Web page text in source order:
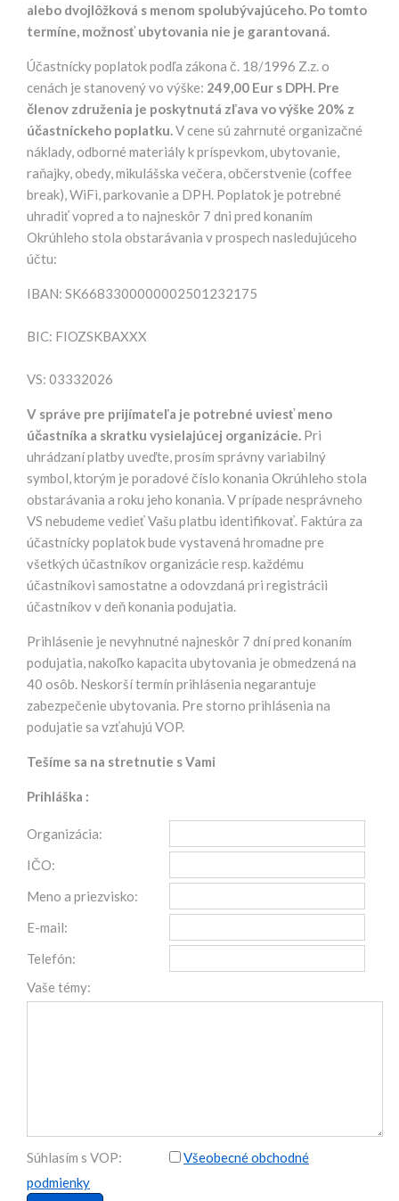
alebo dvojlôžková s menom spolubývajúceho. Po tomto
termíne, možnosť ubytovania nie je garantovaná.
Účastnícky poplatok podľa zákona č. 18/1996 Z.z. o
cenách je stanovený vo výške: 249,00 Eur s DPH. Pre
členov združenia je poskytnutá zľava vo výške 20% z
účastníckeho poplatku.V cene sú zahrnuté organizačné
náklady, odborné materiály k príspevkom, ubytovanie,
raňajky, obedy, mikulášska večera, občerstvenie (coffee
break), WiFi, parkovanie a DPH. Poplatok je potrebné
uhradiť vopred a to najneskôr 7 dni pred konaním
Okrúhleho stola obstarávania v prospech nasledujúceho
účtu:
IBAN: SK6683300000002501232175
BIC: FIOZSKBAXXX
VS: 03332026
V správe pre prijímateľa je potrebné uviesť meno
účastníka a skratku vysielajúcej organizácie. Pri
uhrádzaní platby uveďte, prosím správny variabilný
symbol, ktorým je poradové číslo konania Okrúhleho stola
obstarávania a roku jeho konania. V prípade nesprávneho
VS nebudeme vedieť Vašu platbu identifikovať. Faktúra za
účastnícky poplatok bude vystavená hromadne pre
všetkých účastníkov organizácie resp. každému
účastníkovi samostatne a odovzdaná pri registrácii
účastníkov v deň konania podujatia.
Prihlásenie je nevyhnutné najneskôr 7 dní pred konaním
podujatia, nakoľko kapacita ubytovania je obmedzená na
40 osôb. Neskorší termín prihlásenia negarantuje
zabezpečenie ubytovania. Pre storno prihlásenia na
podujatie sa vzťahujú VOP.
Tešíme sa na stretnutie s Vami
Prihláška :
Organizácia:
IČO:
Meno a priezvisko:
E-mail:
Telefón:
Vaše témy:
Súhlasím s VOP:
Všeobecné obchodné
podmienky